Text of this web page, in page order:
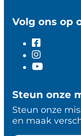
Volg ons op
Steun onze
Steun onze
en maak